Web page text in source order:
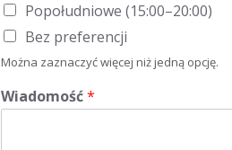
Popołudniowe (15:00–20:00)
Bez preferencji
Można zaznaczyć więcej niż jedną opcję.
Wiadomość*